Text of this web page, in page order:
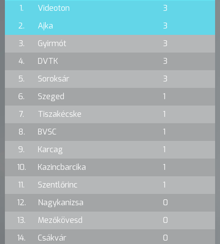
1. Videoton
3
2.
Ajka
3
3.
Gyirmót
3
4.
DVTK
3
5.
Soroksár
3
6.
Szeged
1
7.
Tiszakécske
1
8.
BVSC
1
9.
Karcag
1
10.
Kazincbarcika
1
11.
Szentlőrinc
1
12.
Nagykanizsa
0
13.
Mezőkövesd
0
14.
Csákvár
0